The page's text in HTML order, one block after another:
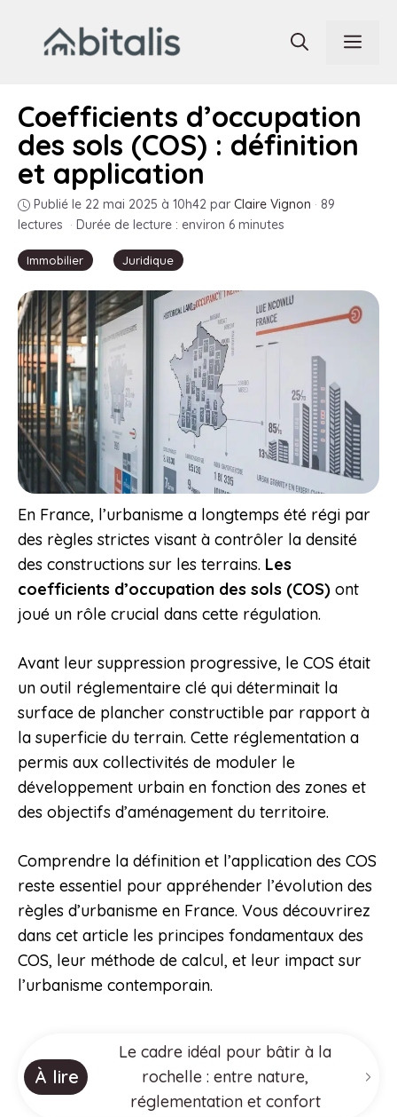
contenu
Immobilier Juridique
Coefficients d’occupation
des sols (COS) : définition
et application
Publié le 22 mai 2025 à 10h42 par Claire Vignon · 89
lectures · Durée de lecture : environ 6 minutes
En France, l’urbanisme a longtemps été régi par
des règles strictes visant à contrôler la densité
des constructions sur les terrains. Les
coefficients d’occupation des sols (COS) ont
joué un rôle crucial dans cette régulation.
Avant leur suppression progressive, le COS était
un outil réglementaire clé qui déterminait la
surface de plancher constructible par rapport à
la superficie du terrain. Cette réglementation a
permis aux collectivités de moduler le
développement urbain en fonction des zones et
des objectifs d’aménagement du territoire.
Comprendre la définition et l’application des COS
reste essentiel pour appréhender l’évolution des
règles d’urbanisme en France. Vous découvrirez
dans cet article les principes fondamentaux des
COS, leur méthode de calcul, et leur impact sur
l’urbanisme contemporain.
À lire
Le cadre idéal pour bâtir à la
rochelle : entre nature,
réglementation et confort